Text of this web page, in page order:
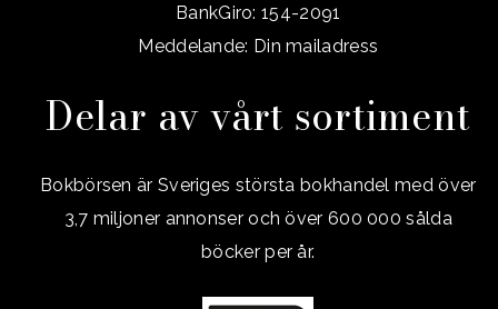
BankGiro: 154-2091
Meddelande: Din mailadress
Delar av vårt sortiment
Bokbörsen är Sveriges största bokhandel med över
3,7 miljoner annonser och över 600 000 sålda
böcker per år.